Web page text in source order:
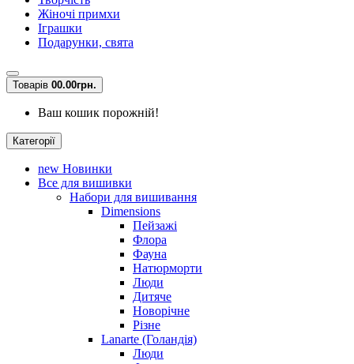
Жіночі примхи
Іграшки
Подарунки, свята
Товарів 00.00грн.
Ваш кошик порожній!
Категорії
new Новинки
Все для вишивки
Набори для вишивання
Dimensions
Пейзажі
Флора
Фауна
Натюрморти
Люди
Дитяче
Новорічне
Різне
Lanarte (Голандія)
Люди